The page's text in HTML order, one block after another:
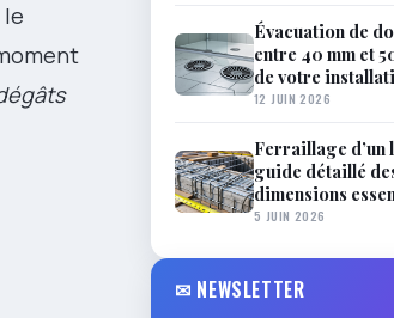
le
Évacuation de
entre 40 mm et
de votre
12 JUIN 2026
Ferraillage d’un
guide détaillé
dimensions
5 JUIN 2026
✉ NEWSLETTER